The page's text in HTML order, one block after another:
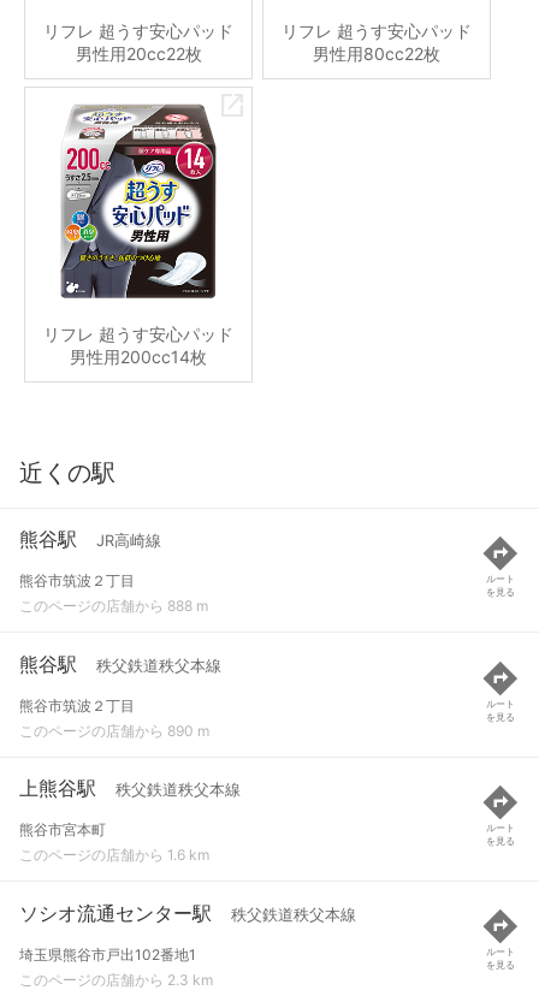
リフレ 超うす安心パッド
男性用20cc22枚
リフレ 超うす安心パッド
男性用80cc22枚
リフレ 超うす安心パッド
男性用200cc14枚
近くの駅
熊谷駅 JR高崎線
熊谷市筑波２丁目
このページの店舗から 888 m
ルート
を見る
熊谷駅 秩父鉄道秩父本線
熊谷市筑波２丁目
このページの店舗から 890 m
ルート
を見る
上熊谷駅 秩父鉄道秩父本線
熊谷市宮本町
このページの店舗から 1.6 km
ルート
を見る
ソシオ流通センター駅 秩父鉄道秩父本線
埼玉県熊谷市戸出102番地1
このページの店舗から 2.3 km
ルート
を見る